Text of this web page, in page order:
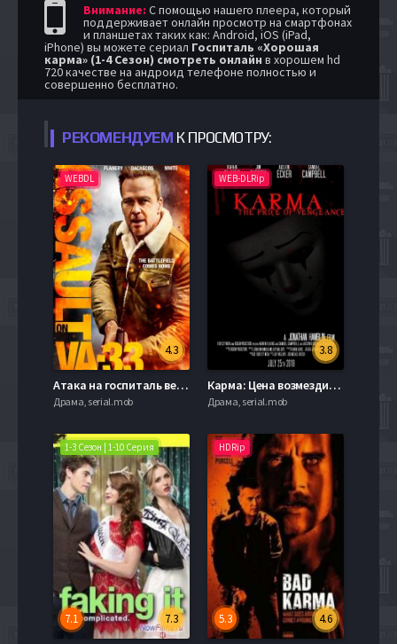
Внимание: С помощью нашего плеера, который
поддерживает онлайн просмотр на смартфонах
и планшетах таких как: Android, iOS (iPad,
iPhone) вы можете сериал Госпиталь «Хорошая
карма» (1-4 Сезон) смотреть онлайн в хорошем hd
720 качестве на андроид телефоне полностью и
совершенно бесплатно.
РЕКОМЕНДУЕМ К ПРОСМОТРУ:
WEBDL
4.3
Атака на госпиталь ветеранов (2021)
Драма, serial.mob
WEB-DLRip
3.8
Карма: Цена возмездия (2019)
Драма, serial.mob
1-3 Сезон | 1-10 Серия
7.3
7.1
HDRip
4.6
5.3